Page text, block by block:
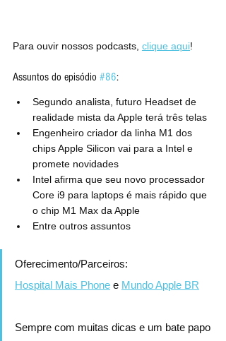
Para ouvir nossos podcasts, clique aqui!
Assuntos do episódio #86:
Segundo analista, futuro Headset de
realidade mista da Apple terá três telas
Engenheiro criador da linha M1 dos
chips Apple Silicon vai para a Intel e
promete novidades
Intel afirma que seu novo processador
Core i9 para laptops é mais rápido que
o chip M1 Max da Apple
Entre outros assuntos
Oferecimento/Parceiros:
Hospital Mais Phone e Mundo Apple BR
Sempre com muitas dicas e um bate papo